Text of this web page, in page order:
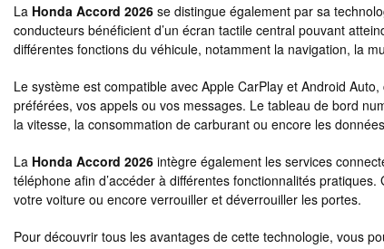
La Honda Accord 2026 se distingue également par sa
conducteurs bénéficient d’un écran tactile central pouvant
différentes fonctions du véhicule, notamment la navigation, la
Le système est compatible avec Apple CarPlay et Android
préférées, vos appels ou vos messages. Le tableau de bord
la vitesse, la consommation de carburant ou encore les
La Honda Accord 2026 intègre également les services
téléphone afin d’accéder à différentes fonctionnalités
votre voiture ou encore verrouiller et déverrouiller les portes.
Pour découvrir tous les avantages de cette technologie, vous